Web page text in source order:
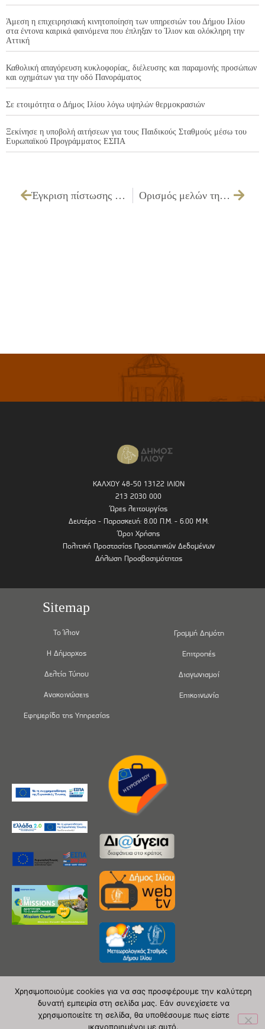
Άμεση η επιχειρησιακή κινητοποίηση των υπηρεσιών του Δήμου Ιλίου
στα έντονα καιρικά φαινόμενα που έπληξαν το Ίλιον και ολόκληρη την
Αττική
Καθολική απαγόρευση κυκλοφορίας, διέλευσης και παραμονής προσώπων
και οχημάτων για την οδό Πανοράματος
Σε ετοιμότητα ο Δήμος Ιλίου λόγω υψηλών θερμοκρασιών
Ξεκίνησε η υποβολή αιτήσεων για τους Παιδικούς Σταθμούς μέσω του
Ευρωπαϊκού Προγράμματος ΕΣΠΑ
Έγκριση πίστωσης και διάθεσης ποσού 1.200,00 ευρώ με ΦΠΑ, για την «Δημοσίευση πολιτιστικών και αθλητικών εκδηλώσεων στον τοπικό τύπο.» Ορισμός μελών της Επιτροπής του άρθρου 199 του Ν. 3463/2006 για εκποίηση κινητών πραγμάτων που δεν έχουν καμία αξία, αποτελούμενη από 2 Διοικητικούς Συμβούλους (μέλη Δ.Σ.) του Ν.Π.Δ.Δ. με τους αναπληρωτές τους, για το έτος 2013
ΚΑΛΧΟΥ 48-50 13122 ΙΛΙΟΝ
213 2030 000
Ώρες λειτουργίας
Δευτέρα - Παρασκευή: 8.00 Π.Μ. - 6.00 Μ.Μ.
Όροι Χρήσης
Πολιτική Προστασίας Προσωπικών Δεδομένων
Δήλωση Προσβασιμότητας
Sitemap
Το Ίλιον
Η Δήμαρχος
Δελτία Τύπου
Ανακοινώσεις
Εφημερίδα της Υπηρεσίας
Γραμμή Δημότη
Επιτροπές
Διαγωνισμοί
Επικοινωνία
Copyright 2020 © Δήμος Ιλίου
Χρησιμοποιούμε cookies για να σας προσφέρουμε την καλύτερη
δυνατή εμπειρία στη σελίδα μας. Εάν συνεχίσετε να
χρησιμοποιείτε τη σελίδα, θα υποθέσουμε πως είστε
ικανοποιημένοι με αυτό.